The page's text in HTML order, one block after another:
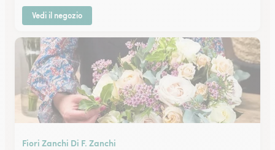
Vedi il negozio
Fiori Zanchi Di F. Zanchi